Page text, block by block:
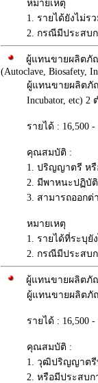
หมายเหตุ
1. รายได้ยังไม่ร
2. กรณีมีประสบ
ผู้แทนขายผลิตภัณ
(Autoclave, Biosafety,
ผู้แทนขายผลิตภัณ
Incubator, etc) 2
รายได้ : 16,500
คุณสมบัติ :
1. ปริญญาตรี หรื
2. มีพาหนะปฏิบั
3. สามารถออกต่
หมายเหตุ
1. รายได้ที่ระบุยั
2. กรณีมีประสบ
ผู้แทนขายผลิตภัณ
ผู้แทนขายผลิตภั
รายได้ : 16,500
คุณสมบัติ :
1. วุฒิปริญญาตรี
2. หรือมีประสบ